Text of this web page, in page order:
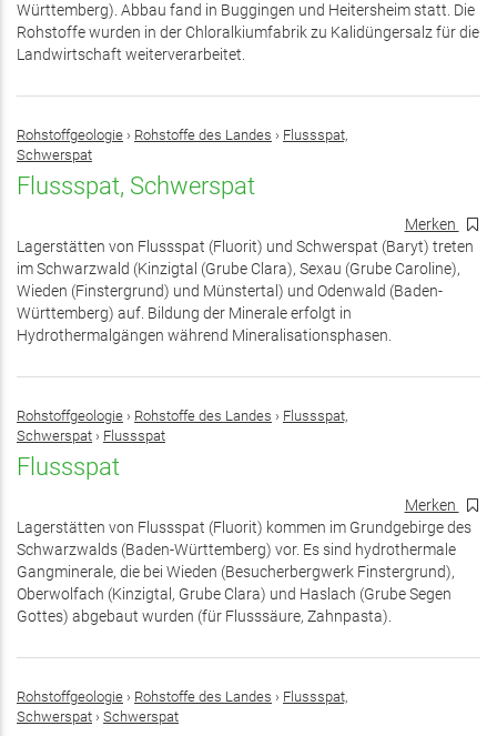
Württemberg). Abbau fand in Buggingen und Heitersheim statt. Die
Rohstoffe wurden in der Chloralkiumfabrik zu Kalidüngersalz für die
Landwirtschaft weiterverarbeitet.
Rohstoffgeologie › Rohstoffe des Landes › Flussspat,
Schwerspat
Flussspat, Schwerspat
Merken
Lagerstätten von Flussspat (Fluorit) und Schwerspat (Baryt) treten
im Schwarzwald (Kinzigtal (Grube Clara), Sexau (Grube Caroline),
Wieden (Finstergrund) und Münstertal) und Odenwald (Baden-
Württemberg) auf. Bildung der Minerale erfolgt in
Hydrothermalgängen während Mineralisationsphasen.
Rohstoffgeologie › Rohstoffe des Landes › Flussspat,
Schwerspat › Flussspat
Flussspat
Merken
Lagerstätten von Flussspat (Fluorit) kommen im Grundgebirge des
Schwarzwalds (Baden-Württemberg) vor. Es sind hydrothermale
Gangminerale, die bei Wieden (Besucherbergwerk Finstergrund),
Oberwolfach (Kinzigtal, Grube Clara) und Haslach (Grube Segen
Gottes) abgebaut wurden (für Flusssäure, Zahnpasta).
Rohstoffgeologie › Rohstoffe des Landes › Flussspat,
Schwerspat › Schwerspat